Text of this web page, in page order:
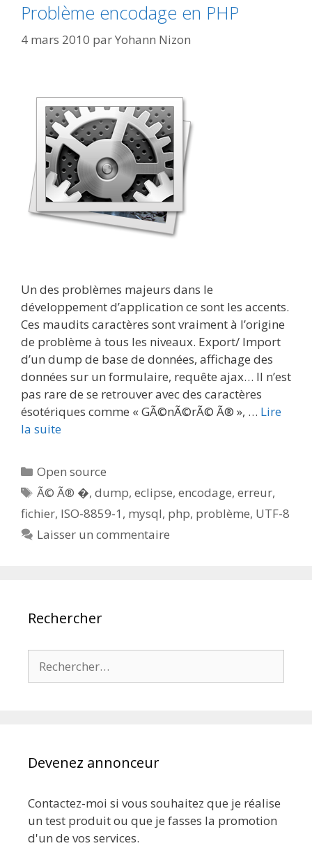
Problème encodage en PHP
4 mars 2010 parYohann Nizon
Un des problèmes majeurs dans le
développement d’application ce sont les accents.
Ces maudits caractères sont vraiment à l’origine
de problème à tous les niveaux. Export/ Import
d’un dump de base de données, affichage des
données sur un formulaire, requête ajax… Il n’est
pas rare de se retrouver avec des caractères
ésotériques comme « GÃ©nÃ©rÃ© Ã® », … Lire
la suite
Catégories
Open source
Étiquettes
Ã© Ã® �,dump,eclipse,encodage,erreur,
fichier, ISO-8859-1 , mysql, php, problème, UTF-8
Laisser un commentaire
Rechercher
Devenez annonceur
Contactez-moi si vous souhaitez que je réalise
un test produit ou que je fasses la promotion
d'un de vos services.